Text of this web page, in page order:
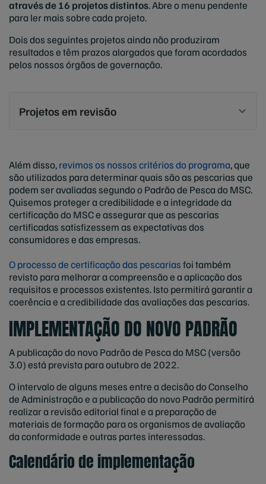
através de 16 projetos distintos. Abre o menu pendente
para ler mais sobre cada projeto.
Dois dos seguintes projetos ainda não produziram
resultados e têm prazos alargados que foram acordados
pelos nossos órgãos de governação.
Projetos em revisão
Além disso,revimos os nossos critérios do programa, que
são utilizados para determinar quais são as pescarias que
podem ser avaliadas segundo o Padrão de Pesca do MSC.
Quisemos proteger a credibilidade e a integridade da
certificação do MSC e assegurar que as pescarias
certificadas satisfizessem as expectativas dos
consumidores e das empresas.
O processo de certificação das pescariasfoi também
revisto para melhorar a compreensão e a aplicação dos
requisitos e processos existentes. Isto permitirá garantir a
coerência e a credibilidade das avaliações das pescarias.
IMPLEMENTAÇÃO DO NOVO PADRÃO
A publicação do novo Padrão de Pesca do MSC (versão
3.0) está prevista para outubro de 2022.
O intervalo de alguns meses entre a decisão do Conselho
de Administração e a publicação do novo Padrão permitirá
realizar a revisão editorial final e a preparação de
materiais de formação para os organismos de avaliação
da conformidade e outras partes interessadas.
Calendário de implementação